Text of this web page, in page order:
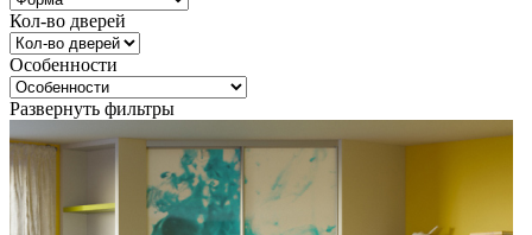
Кол-во дверей
Особенности
Развернуть фильтры